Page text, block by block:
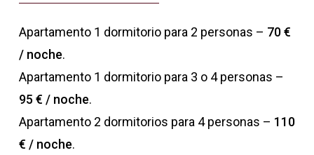
Apartamento 1 dormitorio para 2 personas – 70 €
/ noche.
Apartamento 1 dormitorio para 3 o 4 personas –
95 € / noche.
Apartamento 2 dormitorios para 4 personas – 110
€ / noche.